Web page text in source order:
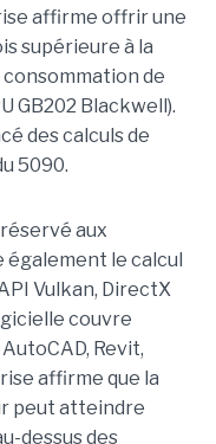
affirme offrir une
supérieure à la
de
GB202 Blackwell).
des calculs de
5090.
aux
également le calcul
Vulkan, DirectX
couvre
Revit,
affirme que la
peut atteindre
dessus des